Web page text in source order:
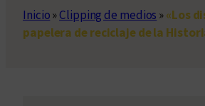
Inicio»Clipping de medios »«Los
papelera de reciclaje de la